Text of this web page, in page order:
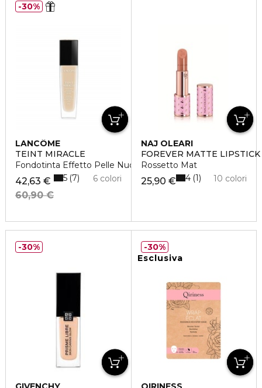
LANCÔME
TEINT MIRACLE
Fondotinta Effetto Pelle Nuda
42,63 €
60,90 €
6 colori
5 7
30%
NAJ OLEARI
FOREVER MATTE LIPSTICK
Rossetto Mat
25,90 € 10 colori
4 1
30%
Esclusiva
30%